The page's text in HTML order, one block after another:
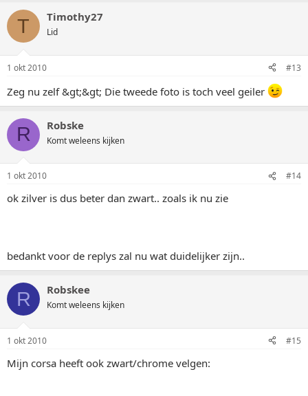
T Timothy27
Lid
1 okt 2010 #13
Zeg nu zelf &gt;&gt; Die tweede foto is toch veel geiler
R Robske
Komt weleens kijken
1 okt 2010 #14
ok zilver is dus beter dan zwart.. zoals ik nu zie
bedankt voor de replys zal nu wat duidelijker zijn..
R Robskee
Komt weleens kijken
1 okt 2010 #15
Mijn corsa heeft ook zwart/chrome velgen: